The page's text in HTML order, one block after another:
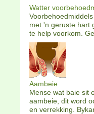
Watter
met 'n geruste hart
te help voorkom.
Aambeie
Mense wat baie sit
aambeie, dit word
en verrekking.